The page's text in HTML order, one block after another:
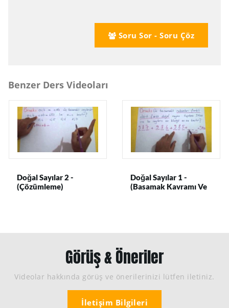
Soru Sor - Soru Çöz
Benzer Ders Videoları
Doğal Sayılar 2 -
(Çözümleme)
Doğal Sayılar 1 -
(Basamak Kavramı Ve
Görüş & Öneriler
Videolar hakkında görüş ve önerilerinizi lütfen iletiniz.
İletişim Bilgileri